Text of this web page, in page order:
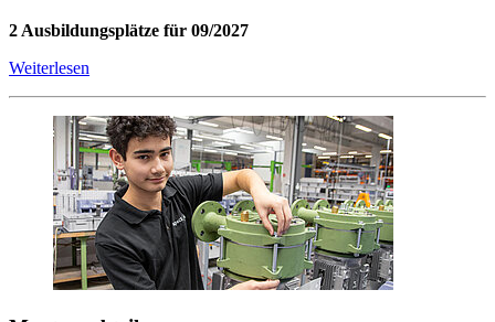
2 Ausbildungsplätze für 09/2027
Weiterlesen